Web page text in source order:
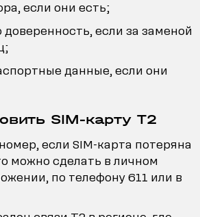
если они есть;
если за заменой
данные, если они
SIM-карту T2
если SIM-карта потеряна
можно сделать в личном
по телефону 611 или в